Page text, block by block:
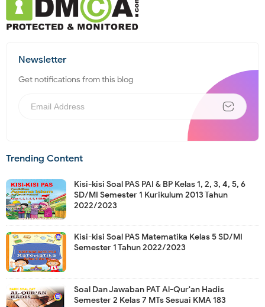
Newsletter
Get notifications from this blog
Trending Content
Kisi-kisi Soal PAS PAI & BP Kelas 1, 2, 3, 4, 5, 6
SD/MI Semester 1 Kurikulum 2013 Tahun
2022/2023
Kisi-kisi Soal PAS Matematika Kelas 5 SD/MI
Semester 1 Tahun 2022/2023
Soal Dan Jawaban PAT Al-Qur'an Hadis
Semester 2 Kelas 7 MTs Sesuai KMA 183